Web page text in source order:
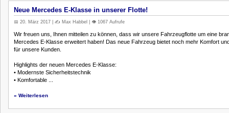
Neue Mercedes E-Klasse in unserer Flotte!
📅 20. März 2017 | ✍️ Max Habbel | 👁️ 1067 Aufrufe
Wir freuen uns, Ihnen mitteilen zu können, dass wir unsere Fahrzeugflotte um eine
Mercedes E-Klasse erweitert haben! Das neue Fahrzeug bietet noch mehr Komfort
für unsere Kunden.
Highlights der neuen Mercedes E-Klasse:
• Modernste Sicherheitstechnik
• Komfortable ...
» Weiterlesen